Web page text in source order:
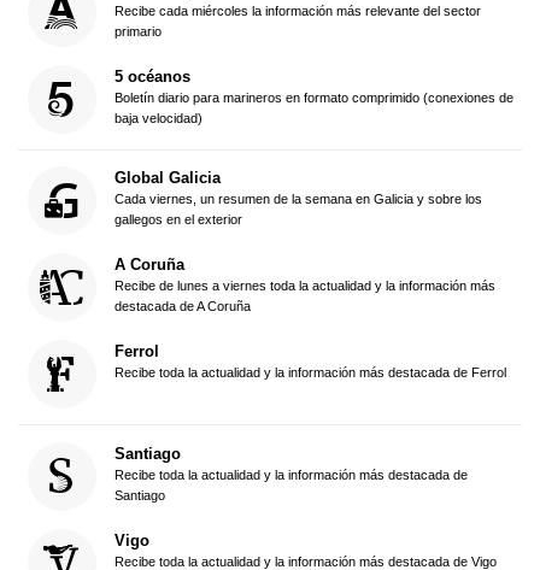
Recibe cada miércoles la información más relevante del sector
primario
5 océanos
Boletín diario para marineros en formato comprimido (conexiones de
baja velocidad)
Global Galicia
Cada viernes, un resumen de la semana en Galicia y sobre los
gallegos en el exterior
A Coruña
Recibe de lunes a viernes toda la actualidad y la información más
destacada de A Coruña
Ferrol
Recibe toda la actualidad y la información más destacada de Ferrol
Santiago
Recibe toda la actualidad y la información más destacada de
Santiago
Vigo
Recibe toda la actualidad y la información más destacada de Vigo